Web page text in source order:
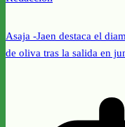
Asaja -Jaen destaca el
de oliva tras la salida en